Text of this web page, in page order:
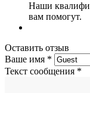
Наши
вам помогут.
Оставить отзыв
Ваше имя *
Текст сообщения *